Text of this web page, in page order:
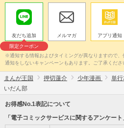
友だち追加
限定クーポン
メルマガ アプリ通知
※通知する情報およびタイミングが異なりますので
通知をしないキャンペーンもあります。ご了承くださ
まんが王国 押切蓮介 少年漫画 単
いだん部
お得感No.1表記について
「電子コミックサービスに関するアンケート